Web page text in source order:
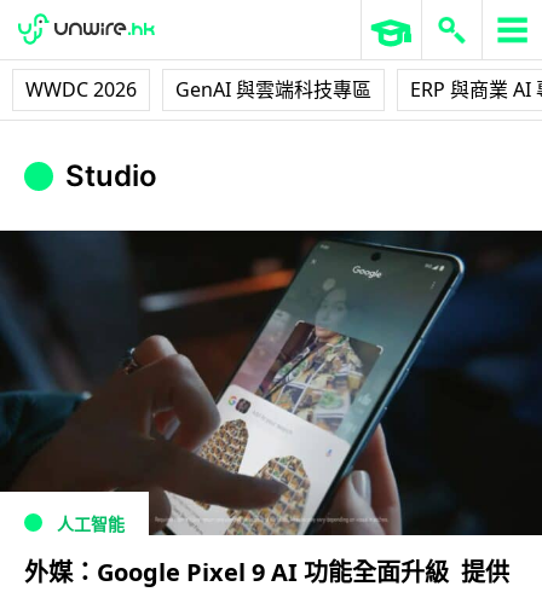
WWDC 2026 GenAI 與雲端科技專區 ERP 與商業 AI
Studio
人工智能
外媒：Google Pixel 9 AI 功能全面升級 提供